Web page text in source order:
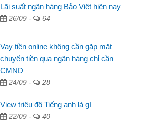
Lãi suất ngân hàng Bảo Việt hiện nay
26/09 - 64
Vay tiền online không cần gặp mặt
chuyển tiền qua ngân hàng chỉ cần
CMND
24/09 - 28
View triệu đô Tiếng anh là gì
22/09 - 40